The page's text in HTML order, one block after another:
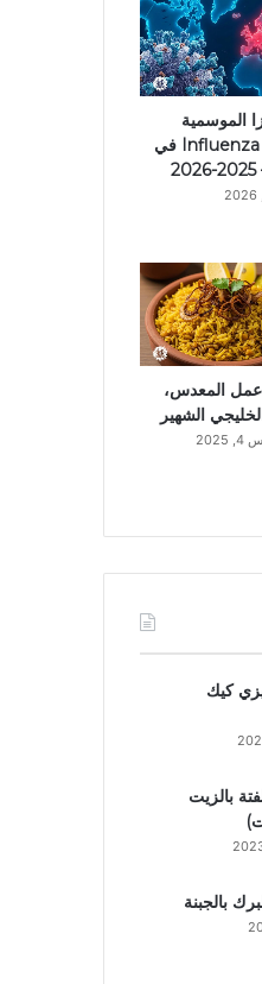
ر
ا
م
T
o
الموسمية
Influenza H3N2 في
المعدس،
الشهير
كيك
بالزيت
بالجبنة